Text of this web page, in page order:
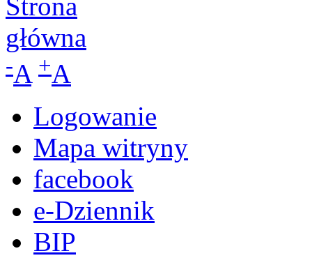
-A +A
Logowanie
Mapa witryny
facebook
e-Dziennik
BIP